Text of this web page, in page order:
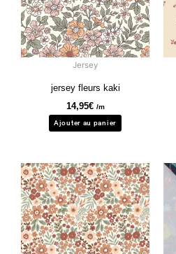
Jersey
jersey fleurs kaki
14,95€ /m
Ajouter au panier